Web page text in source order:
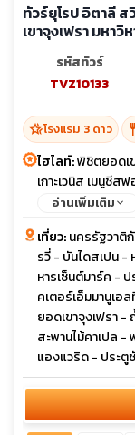
ทัวร์ยุโรป อิตาลี
เขาจุงเฟรา มหา
รหัสทัวร์
TVZ10133
hotel_classโรงแรม 3 ดาว
ไฮไลท์:พิชิตยอดเข
เกาะเวนิส เมนูชี
อ่านเพิ่มเติม
เที่ยว:นครรัฐวาติ
รวี่ - บันไดสเปน -
หารเซ็นต์มาร์ค -
คเตอร์เอ็มมานูเอ
ยอดเขาจุงเฟรา -
สะพานไม้คาเปล
แองแวริด - ประ